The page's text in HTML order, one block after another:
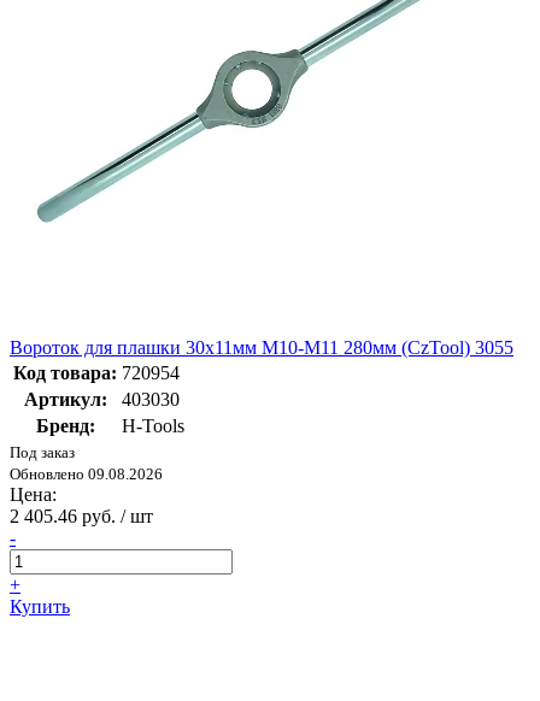
Вороток для плашки 30х11мм М10-М11 280мм (CzTool) 3055
Код товара: 720954
Артикул:
403030
Бренд:
H-Tools
Под заказ
Обновлено 09.08.2026
Цена:
2 405.46 руб. / шт
-
+
Купить